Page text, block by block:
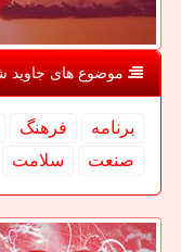
موضوع های جاوید
برنامه فرهنگ
صنعت
سلامت